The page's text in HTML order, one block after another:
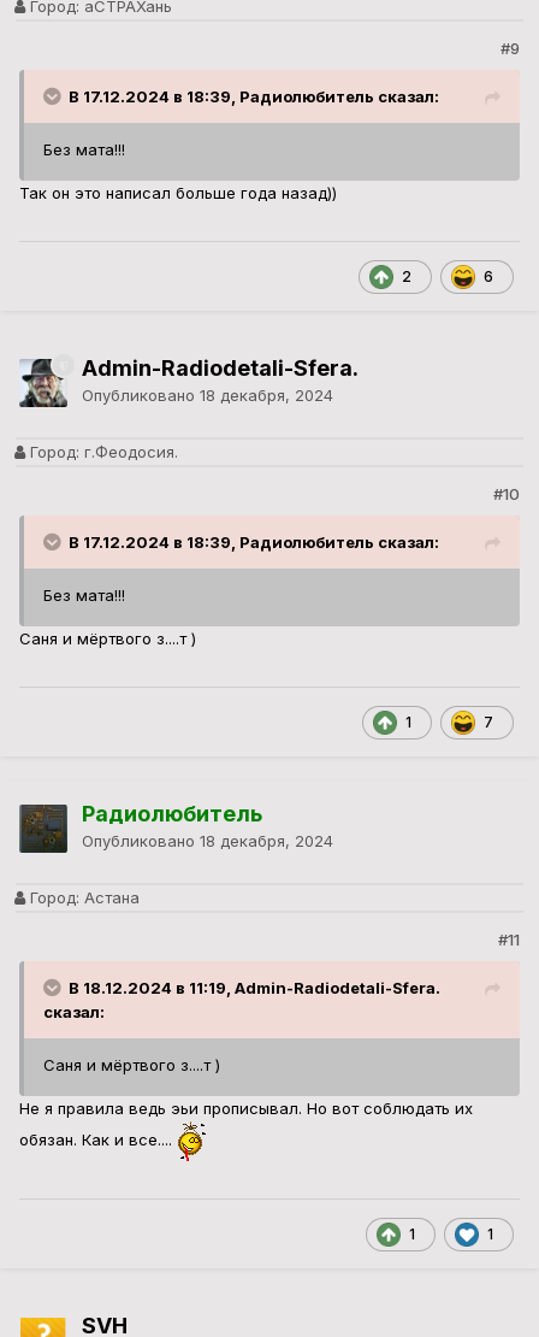
Город: аСТРАХань
#9
В 17.12.2024 в 18:39, Радиолюбитель сказал:
Без мата!!!
Так он это написал больше года назад))
2 6
Admin-Radiodetali-Sfera.
Опубликовано 18 декабря, 2024
Город: г.Феодосия.
#10
В 17.12.2024 в 18:39, Радиолюбитель сказал:
Без мата!!!
Саня и мёртвого з....т )
1 7
Радиолюбитель
Опубликовано 18 декабря, 2024
Город: Астана
#11
В 18.12.2024 в 11:19, Admin-Radiodetali-Sfera.
сказал:
Саня и мёртвого з....т )
Не я правила ведь эьи прописывал. Но вот соблюдать их
обязан. Как и все....
1 1
SVH